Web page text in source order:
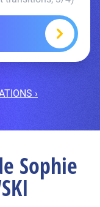
›
Sophie